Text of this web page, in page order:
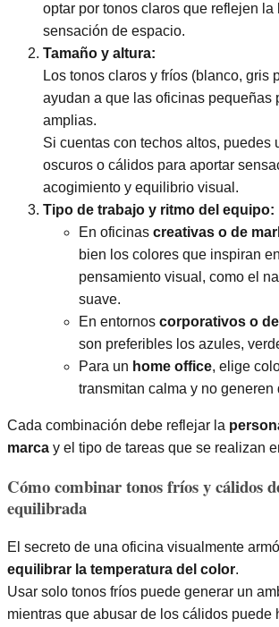
optar por tonos claros que reflejen la
sensación de espacio.
Tamaño y altura:
Los tonos claros y fríos (blanco, gris
ayudan a que las oficinas pequeñas
amplias.
Si cuentas con techos altos, puedes
oscuros o cálidos para aportar
acogimiento y equilibrio visual.
Tipo de trabajo y ritmo del equipo:
En oficinas creativas o de
bien los colores que inspiran
pensamiento visual, como el
suave.
En entornos corporativos o
son preferibles los azules,
Para un home office, elige
transmitan calma y no generen
Cada combinación debe reflejar la
marca y el tipo de tareas que se realizan
Cómo combinar tonos fríos y cálidos
equilibrada
El secreto de una oficina visualmente
equilibrar la temperatura del color.
Usar solo tonos fríos puede generar un
mientras que abusar de los cálidos puede